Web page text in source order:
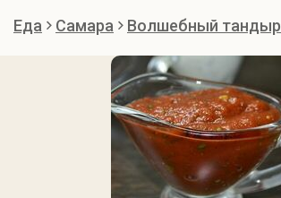
Еда Самара Волшебный тандыр